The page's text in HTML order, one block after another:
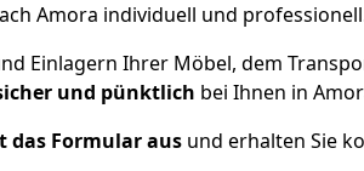
Amora individuell und
Einlagern Ihrer Möbel, dem
und pünktlich bei Ihnen in
das Formular ausund erhalten Sie